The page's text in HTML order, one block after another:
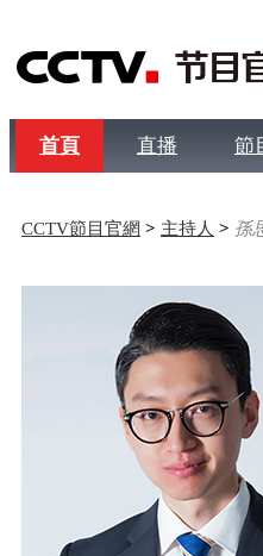
首頁 直播 節
綜合 新聞 財經 綜
CCTV節目官網 > 主持人 > 孫